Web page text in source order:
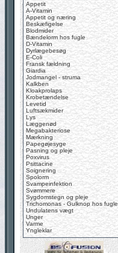
Appetit
A-Vitamin
Appetit og næring
Beskæfigelse
Blodmider
Bændelorm hos fugle
D-Vitamin
Dyrlægebesøg
E-Coli
Fransk fældning
Giardia
Jodmangel - struma
Kalkben
Kloakprolaps
Krobetændelse
Levetid
Luftsækmider
Lys
Læggenød
Megabakteriose
Mærkning
Papegøjesyge
Pasning og pleje
Poxvirus
Psittacine
Soignering
Spolorm
Svampeinfektion
Svømmere
Sygdomstegn og pleje
Trichomonas - Gulknop hos fugle
Undulatens vægt
Unger
Varme
Yngleklar